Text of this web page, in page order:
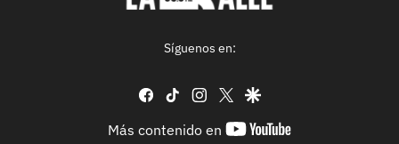
Síguenos en:
facebook
tiktok instagram
twittergoogle
Más contenido en
youtube-